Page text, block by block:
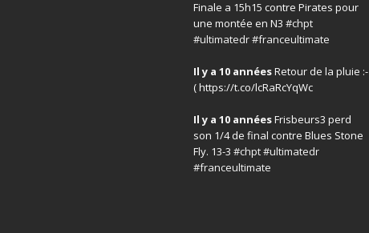
Finale a 15h15 contre Pirates pour
une montée en N3 #chpt
#ultimatedr#franceultimate
Il y a 10 annéesRetour de la pluie :-
( https://t.co/lcRaRcYqWc
Il y a 10 annéesFrisbeurs3 perd
son 1/4 de final contre Blues Stone
Fly. 13-3 #chpt#ultimatedr
#franceultimate